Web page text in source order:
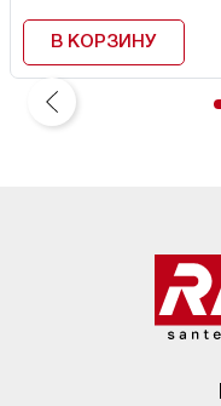
В КОРЗИНУ